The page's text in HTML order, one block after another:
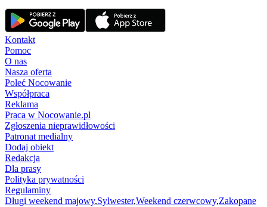
Kontakt
Pomoc
O nas
Nasza oferta
Poleć Nocowanie
Współpraca
Reklama
Praca w Nocowanie.pl
Zgłoszenia nieprawidłowości
Patronat medialny
Dodaj obiekt
Redakcja
Dla prasy
Polityka prywatności
Regulaminy
Długi weekend majowy,Sylwester,Weekend czerwcowy,Zakopane